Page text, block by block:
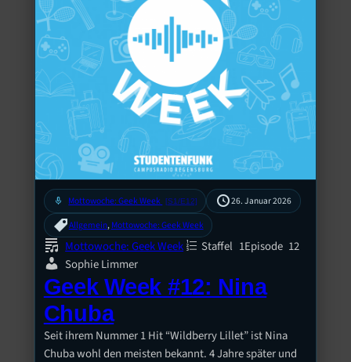
mic Mottowoche: Geek Week [S1/E12]
26. Januar 2026
Allgemein, Mottowoche: Geek Week
Mottowoche: Geek Week Staffel 1Episode 12
Sophie Limmer
Geek Week #12: Nina
Chuba
Seit ihrem Nummer 1 Hit “Wildberry Lillet” ist Nina
Chuba wohl den meisten bekannt. 4 Jahre später und